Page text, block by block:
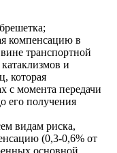
компенсацию в
транспортной
и
которая
с момента передачи
его получения
видам риска,
(0,3-0,6% от
основной